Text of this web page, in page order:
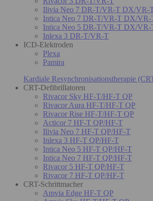
Ilivia Neo 7 DR-T/VR-T DX/VR-
Intica Neo 7 DR-T/VR-T DX/VR-
Intica Neo 5 DR-T/VR-T DX/VR-
Inlexa 3 DR-T/VR-T
ICD-Elektroden
Plexa
Pamira
Kardiale Resynchronisationstherapie
CRT-Defibrillatoren
Rivacor Sky HF-T/HF-T QP
Rivacor Aura HF-T/HF-T QP
Rivacor Rise HF-T/HF-T QP
Acticor 7 HF-T QP/HF-T
Ilivia Neo 7 HF-T QP/HF-T
Inlexa 3 HF-T QP/HF-T
Intica Neo 5 HF-T QP/HF-T
Intica Neo 7 HF-T QP/HF-T
Rivacor 5 HF-T QP/HF-T
Rivacor 7 HF-T QP/HF-T
CRT-Schrittmacher
Amvia Edge HF-T QP